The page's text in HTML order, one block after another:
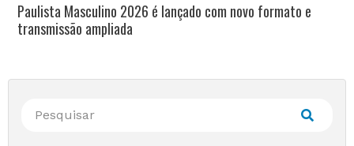
Paulista Masculino 2026 é lançado com novo formato e
transmissão ampliada